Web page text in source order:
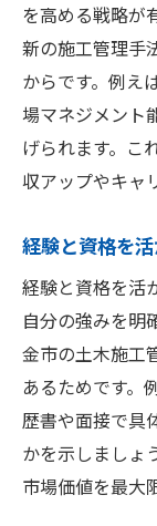
を高める戦略が
新の施工管理手
からです。例え
場マネジメント
げられます。こ
収アップやキャ
経験と資格を
経験と資格を活
自分の強みを明
金市の土木施工
あるためです。
歴書や面接で具
かを示しましょ
市場価値を最大